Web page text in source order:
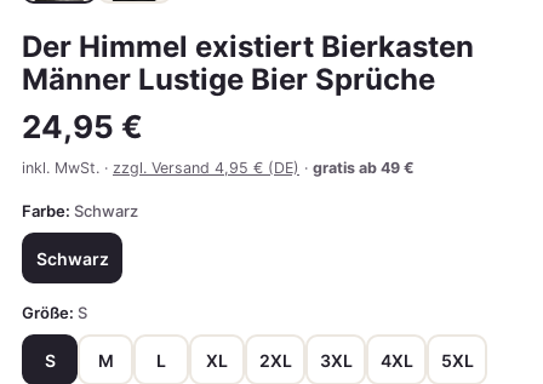
Der Himmel existiert Bierkasten
Männer Lustige Bier Sprüche
24,95 €
inkl. MwSt. · zzgl. Versand 4,95 € (DE) · gratis ab 49 €
Farbe: Schwarz
Schwarz
Größe: S
S M L XL 2XL 3XL 4XL 5XL